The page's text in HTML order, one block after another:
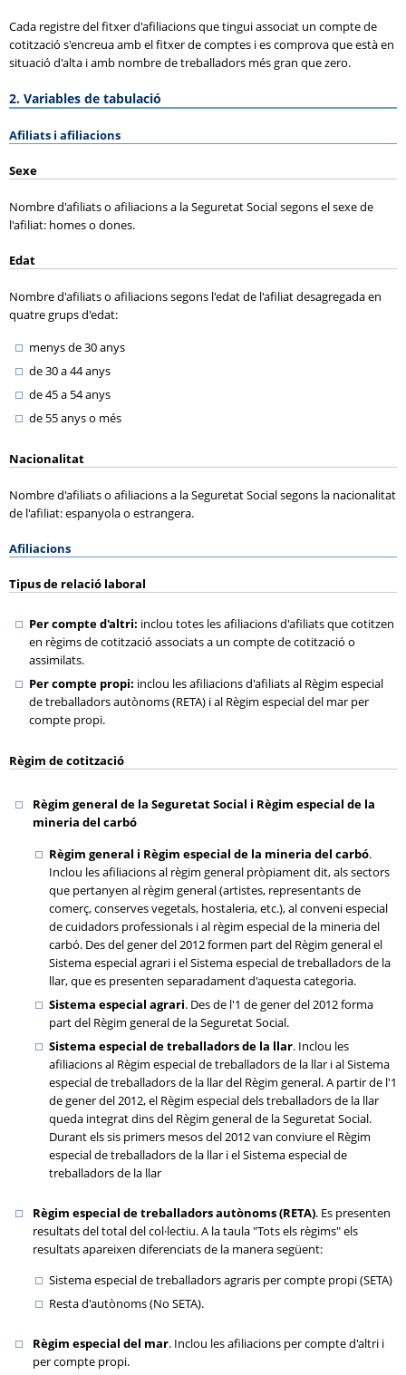
Cada registre del fitxer d'afiliacions que tingui associat un compte de
cotització s'encreua amb el fitxer de comptes i es comprova que està en
situació d'alta i amb nombre de treballadors més gran que zero.
2. Variables de tabulació
Afiliats i afiliacions
Sexe
Nombre d'afiliats o afiliacions a la Seguretat Social segons el sexe de
l'afiliat: homes o dones.
Edat
Nombre d'afiliats o afiliacions segons l'edat de l'afiliat desagregada en
quatre grups d'edat:
menys de 30 anys
de 30 a 44 anys
de 45 a 54 anys
de 55 anys o més
Nacionalitat
Nombre d'afiliats o afiliacions a la Seguretat Social segons la nacionalitat
de l'afiliat: espanyola o estrangera.
Afiliacions
Tipus de relació laboral
Per compte d'altri: inclou totes les afiliacions d'afiliats que cotitzen
en règims de cotització associats a un compte de cotització o
assimilats.
Per compte propi: inclou les afiliacions d'afiliats al Règim especial
de treballadors autònoms (RETA) i al Règim especial del mar per
compte propi.
Règim de cotització
Règim general de la Seguretat Social i Règim especial de la
mineria del carbó
Règim general i Règim especial de la mineria del carbó.
Inclou les afiliacions al règim general pròpiament dit, als sectors
que pertanyen al règim general (artistes, representants de
comerç, conserves vegetals, hostaleria, etc.), al conveni especial
de cuidadors professionals i al règim especial de la mineria del
carbó. Des del gener del 2012 formen part del Règim general el
Sistema especial agrari i el Sistema especial de treballadors de la
llar, que es presenten separadament d'aquesta categoria.
Sistema especial agrari. Des de l'1 de gener del 2012 forma
part del Règim general de la Seguretat Social.
Sistema especial de treballadors de la llar. Inclou les
afiliacions al Règim especial de treballadors de la llar i al Sistema
especial de treballadors de la llar del Règim general. A partir de l'1
de gener del 2012, el Règim especial dels treballadors de la llar
queda integrat dins del Règim general de la Seguretat Social.
Durant els sis primers mesos del 2012 van conviure el Règim
especial de treballadors de la llar i el Sistema especial de
treballadors de la llar
Règim especial de treballadors autònoms (RETA). Es presenten
resultats del total del col·lectiu. A la taula "Tots els règims" els
resultats apareixen diferenciats de la manera següent:
Sistema especial de treballadors agraris per compte propi (SETA)
Resta d'autònoms (No SETA).
Règim especial del mar. Inclou les afiliacions per compte d'altri i
per compte propi.